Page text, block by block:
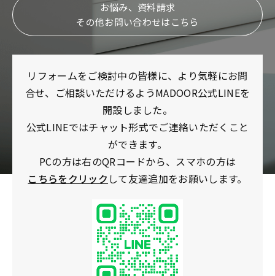
お悩み、資料請求
その他お問い合わせはこちら
リフォームをご検討中の皆様に、より気軽にお問
合せ、ご相談いただけるようMADOOR公式LINEを
開設しました。
公式LINEではチャット形式でご連絡いただくこと
ができます。
PCの方は右のQRコードから、スマホの方は
こちらをクリック して友達追加をお願いします。